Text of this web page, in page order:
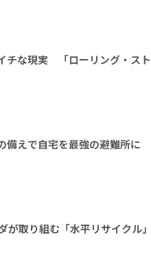
チな現実 「ローリング・ス
えで自宅を最強の避難所に
取り組む「水平リサイクル」